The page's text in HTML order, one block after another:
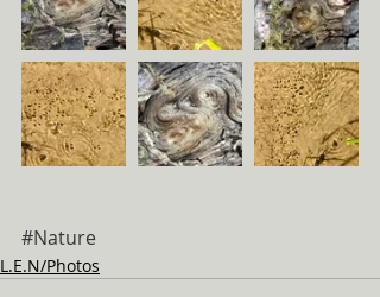
#Nature
L.E.N/Photos